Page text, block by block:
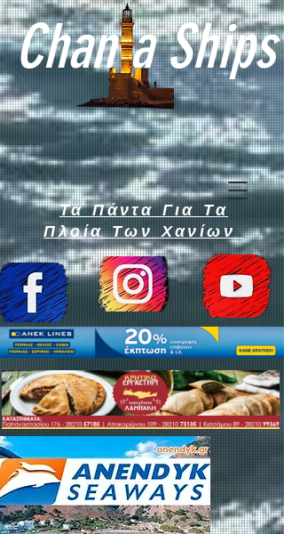
Chan a Ships
Τα Πάντα Για Τα
Πλοία Των Χανίων